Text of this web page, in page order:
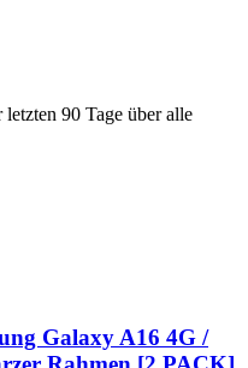
letzten 90 Tage über alle
Galaxy A16 4G /